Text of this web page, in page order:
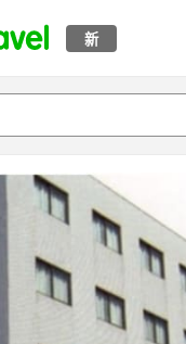
新